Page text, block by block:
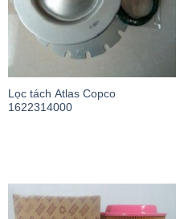
Lọc tách Atlas Copco
1622314000